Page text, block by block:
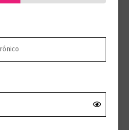
dónde me duele